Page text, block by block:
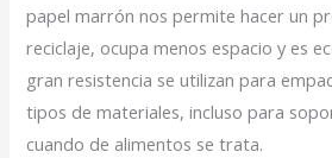
papel marrón nos permite hacer un
reciclaje, ocupa menos espacio y es
gran resistencia se utilizan para
tipos de materiales, incluso para
cuando de alimentos se trata.